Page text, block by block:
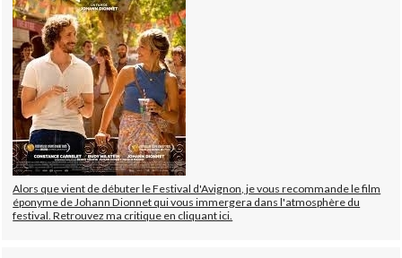
Alors que vient de débuter le Festival d'Avignon, je vous recommande le film
éponyme de Johann Dionnet qui vous immergera dans l'atmosphère du
festival. Retrouvez ma critique en cliquant ici.